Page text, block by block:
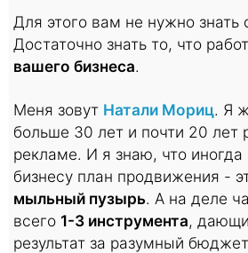
Для этого вам не нужно знать
Достаточно знать то, что
вашего бизнеса.
Меня зовут Натали Мориц. Я
больше 30 лет и почти 20 лет
рекламе. И я знаю, что
бизнесу план продвижения -
мыльный пузырь. А на деле
всего 1-3 инструмента,
результат за разумный